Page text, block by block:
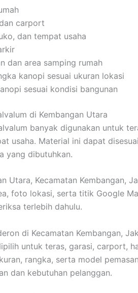
carport
dan tempat usaha
dan area samping rumah
kanopi sesuai ukuran lokasi
sesuai kondisi bangunan
di Kembangan Utara
banyak digunakan untuk
usaha. Material ini dapat
yang dibutuhkan.
Utara, Kecamatan Kembangan,
foto lokasi, serta titik Google
terlebih dahulu.
di Kecamatan Kembangan,
untuk teras, garasi, carport,
rangka, serta model
dan kebutuhan pelanggan.